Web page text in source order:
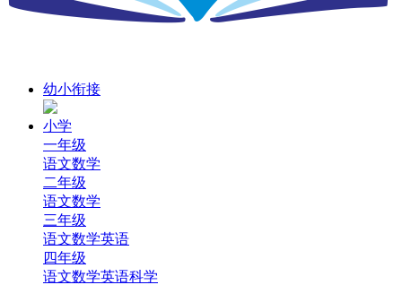
幼小衔接
小学
一年级
语文数学
二年级
语文数学
三年级
语文数学英语
四年级
语文数学英语科学